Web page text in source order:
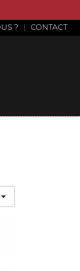
? | CONTACT
